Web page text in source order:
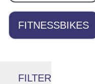
FITNESSBIKES
FILTER